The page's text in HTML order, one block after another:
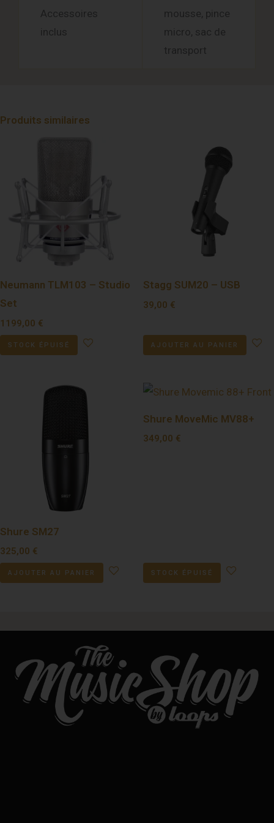
Accessoires
inclus
mousse, pince
micro, sac de
transport
Produits similaires
Neumann TLM103 – Studio
Set
1199,00 €
STOCK ÉPUISÉ
Stagg SUM20 – USB
39,00 €
AJOUTER AU PANIER
Shure SM27
325,00 €
AJOUTER AU PANIER
Shure MoveMic MV88+
349,00 €
STOCK ÉPUISÉ